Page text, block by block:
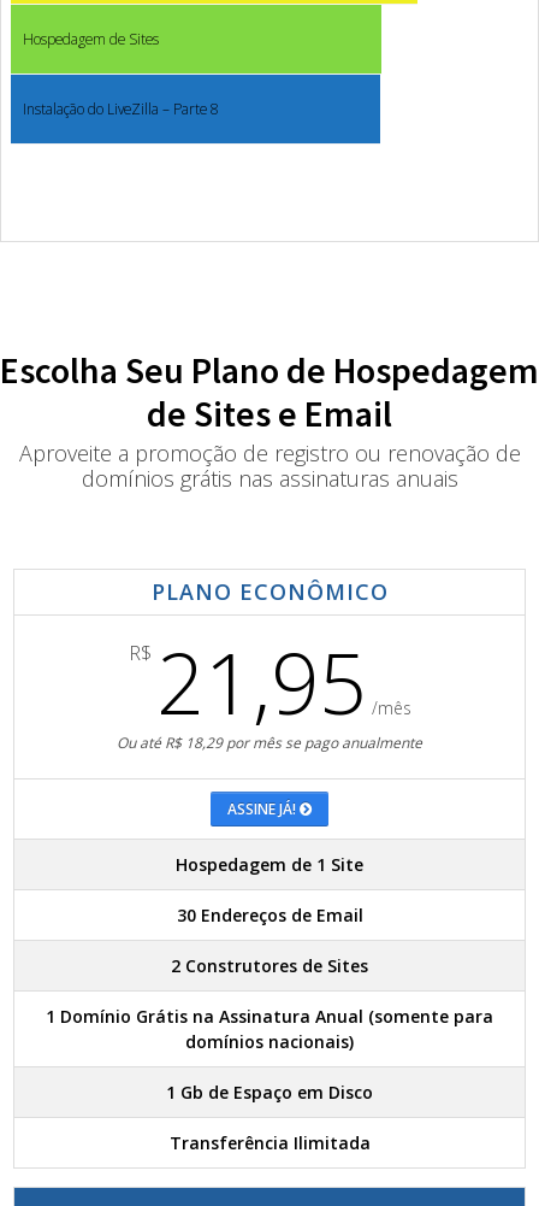
Hospedagem de Sites
Instalação do LiveZilla – Parte 8
Escolha Seu Plano de Hospedagem
de Sites e Email
Aproveite a promoção de registro ou renovação de
domínios grátis nas assinaturas anuais
PLANO ECONÔMICO
R$ 21,95 /mês
Ou até R$ 18,29 por mês se pago anualmente
ASSINE JÁ!
Hospedagem de 1 Site
30 Endereços de Email
2 Construtores de Sites
1 Domínio Grátis na Assinatura Anual (somente para
domínios nacionais)
1 Gb de Espaço em Disco
Transferência Ilimitada